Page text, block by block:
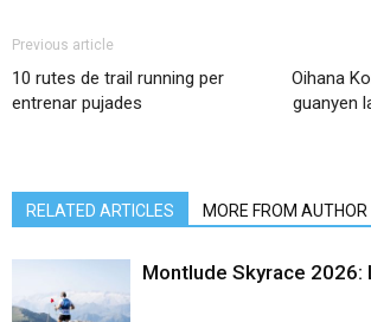
Previous article
10 rutes de trail running per
entrenar pujades
Oihana
guanyen
RELATED ARTICLES MORE FROM AUTHOR
Montlude Skyrace 2026: